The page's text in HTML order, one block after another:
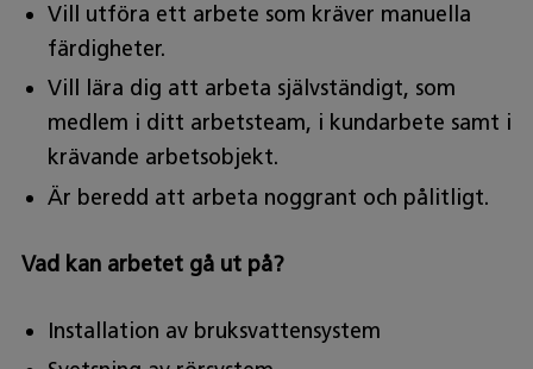
Vill utföra ett arbete som kräver manuella
färdigheter.
Vill lära dig att arbeta självständigt, som
medlem i ditt arbetsteam, i kundarbete samt i
krävande arbetsobjekt.
Är beredd att arbeta noggrant och pålitligt.
Vad kan arbetet gå ut på?
Installation av bruksvattensystem